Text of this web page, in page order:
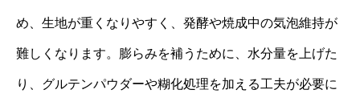
め、生地が重くなりやすく、発酵や焼成中の気泡維持が
難しくなります。膨らみを補うために、水分量を上げた
り、グルテンパウダーや糊化処理を加える工夫が必要に